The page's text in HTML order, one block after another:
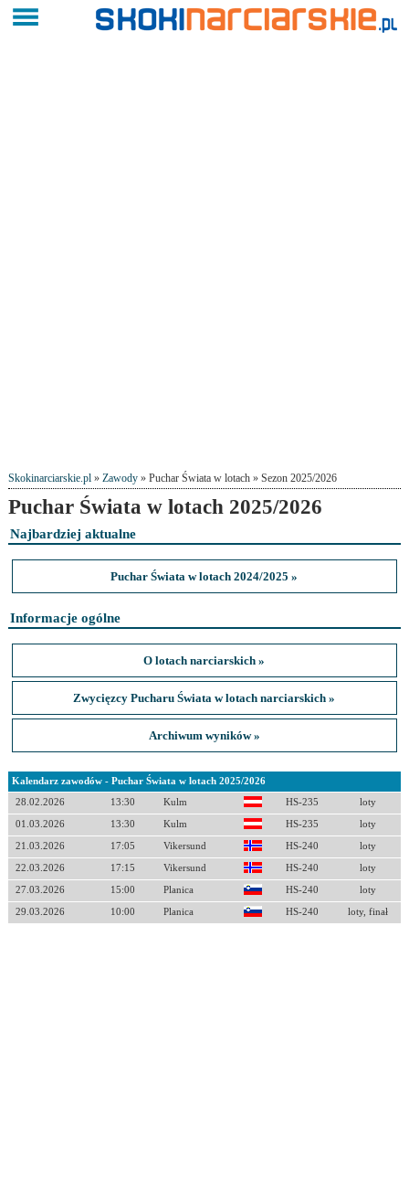
Skokinarciarskie.pl» Zawody» Puchar Świata w lotach » Sezon 2025/2026
Puchar Świata w lotach 2025/2026
Najbardziej aktualne
Puchar Świata w lotach 2024/2025 »
Informacje ogólne
O lotach narciarskich »
Zwycięzcy Pucharu Świata w lotach narciarskich »
Archiwum wyników »
Kalendarz zawodów - Puchar Świata w lotach 2025/2026
28.02.2026 13:30 Kulm HS-235 loty
01.03.2026 13:30 Kulm HS-235 loty
21.03.2026 17:05 Vikersund HS-240 loty
22.03.2026 17:15 Vikersund HS-240 loty
27.03.2026 15:00 Planica HS-240 loty
29.03.2026 10:00 Planica HS-240 loty, finał